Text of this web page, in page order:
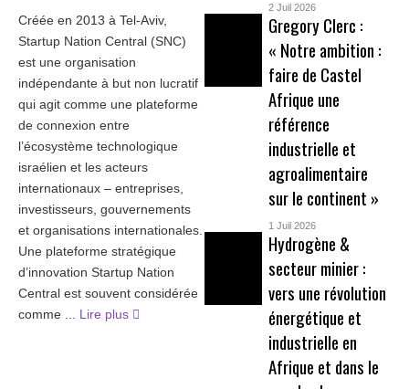
Créée en 2013 à Tel-Aviv,
Startup Nation Central (SNC)
est une organisation
indépendante à but non lucratif
qui agit comme une plateforme
de connexion entre
l’écosystème technologique
israélien et les acteurs
internationaux – entreprises,
investisseurs, gouvernements
et organisations internationales.
Une plateforme stratégique
d’innovation Startup Nation
Central est souvent considérée
comme ...
Lire plus
2 Juil 2026
Gregory Clerc :
« Notre ambition :
faire de Castel
Afrique une
référence
industrielle et
agroalimentaire
sur le continent »
1 Juil 2026
Hydrogène &
secteur minier :
vers une révolution
énergétique et
industrielle en
Afrique et dans le